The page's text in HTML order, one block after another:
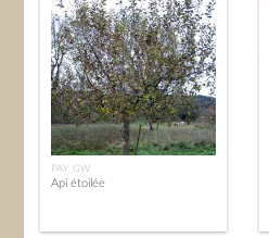
PAY_GW
Api étoilée